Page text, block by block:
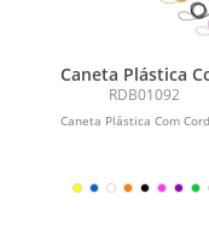
Caneta Plástica
Cordão
RDB01092
Caneta Plástica Com